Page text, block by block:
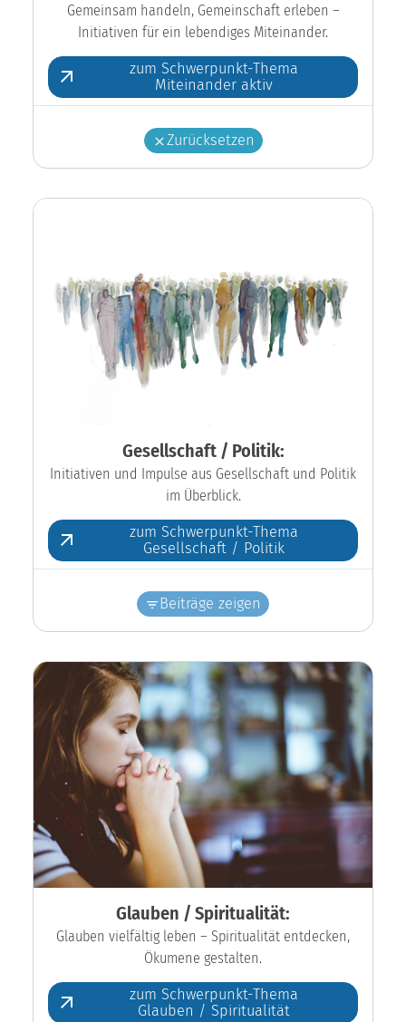
Gemeinsam handeln, Gemeinschaft erleben –
Initiativen für ein lebendiges Miteinander.
zum Schwerpunkt-Thema
Miteinander aktiv
Zurücksetzen
Gesellschaft / Politik:
Initiativen und Impulse aus Gesellschaft und Politik
im Überblick.
zum Schwerpunkt-Thema
Gesellschaft / Politik
Beiträge zeigen
Glauben / Spiritualität:
Glauben vielfältig leben – Spiritualität entdecken,
Ökumene gestalten.
zum Schwerpunkt-Thema
Glauben / Spiritualität